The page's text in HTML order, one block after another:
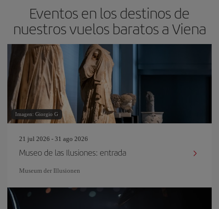
Eventos en los destinos de
nuestros vuelos baratos a Viena
Imagen: Giorgio G
21 jul 2026 - 31 ago 2026
Museo de las Ilusiones: entrada
Museum der Illusionen